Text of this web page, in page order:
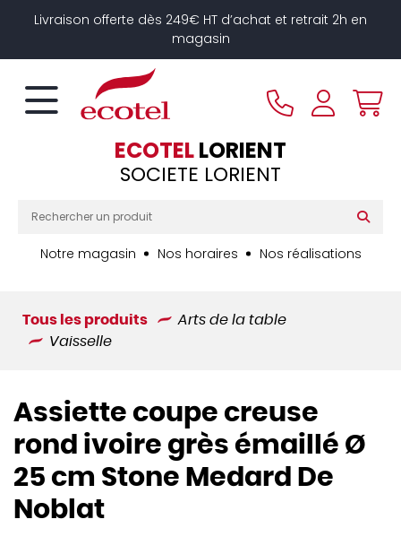
Livraison offerte dès 249€ HT d’achat et retrait 2h en
magasin
ECOTELLORIENT
SOCIETE LORIENT
Notre magasin Nos horaires Nos réalisations
Tous les produits
Arts de la table
Vaisselle
Assiette coupe creuse
rond ivoire grès émaillé Ø
25 cm Stone Medard De
Noblat
Panneau de gestion des cookies